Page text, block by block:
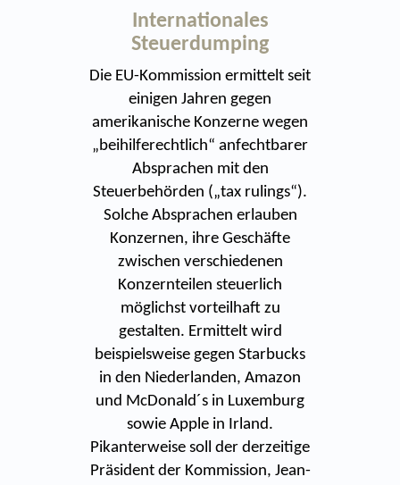
Internationales
Steuerdumping
Die EU-Kommission ermittelt seit
einigen Jahren gegen
amerikanische Konzerne wegen
„beihilferechtlich“ anfechtbarer
Absprachen mit den
Steuerbehörden („tax rulings“).
Solche Absprachen erlauben
Konzernen, ihre Geschäfte
zwischen verschiedenen
Konzernteilen steuerlich
möglichst vorteilhaft zu
gestalten. Ermittelt wird
beispielsweise gegen Starbucks
in den Niederlanden, Amazon
und McDonald´s in Luxemburg
sowie Apple in Irland.
Pikanterweise soll der derzeitige
Präsident der Kommission, Jean-